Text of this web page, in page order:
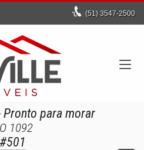
(51) 3547-2500
Pronto para morar
1092
#501